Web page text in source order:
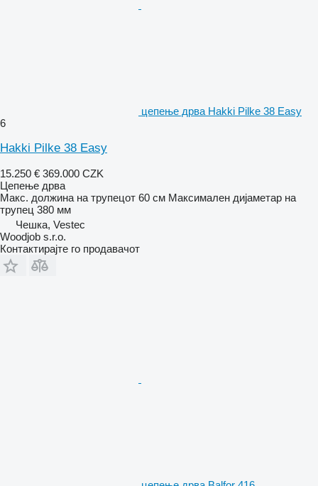
цепење дрва Hakki Pilke 38 Easy
6
Hakki Pilke 38 Easy
15.250 € 369.000 CZK
Цепење дрва
Макс. должина на трупецот 60 см Максимален дијаметар на
трупец 380 мм
Чешка, Vestec
Woodjob s.r.o.
Контактирајте го продавачот